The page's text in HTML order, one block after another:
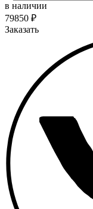
в наличии
79850 ₽
Заказать